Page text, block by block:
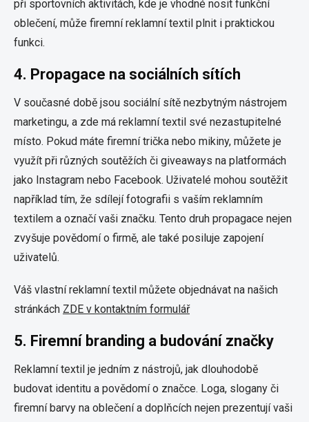
při sportovních aktivitách, kde je vhodné nosit funkční
oblečení, může firemní reklamní textil plnit i praktickou
funkci.
4. Propagace na sociálních sítích
V současné době jsou sociální sítě nezbytným nástrojem
marketingu, a zde má reklamní textil své nezastupitelné
místo. Pokud máte firemní trička nebo mikiny, můžete je
využít při různých soutěžích či giveaways na platformách
jako Instagram nebo Facebook. Uživatelé mohou soutěžit
například tím, že sdílejí fotografii s vaším reklamním
textilem a označí vaši značku. Tento druh propagace nejen
zvyšuje povědomí o firmě, ale také posiluje zapojení
uživatelů.
Váš vlastní reklamní textil můžete objednávat na našich
stránkách ZDE v kontaktním formulář
5. Firemní branding a budování značky
Reklamní textil je jedním z nástrojů, jak dlouhodobě
budovat identitu a povědomí o značce. Loga, slogany či
firemní barvy na oblečení a doplňcích nejen prezentují vaši